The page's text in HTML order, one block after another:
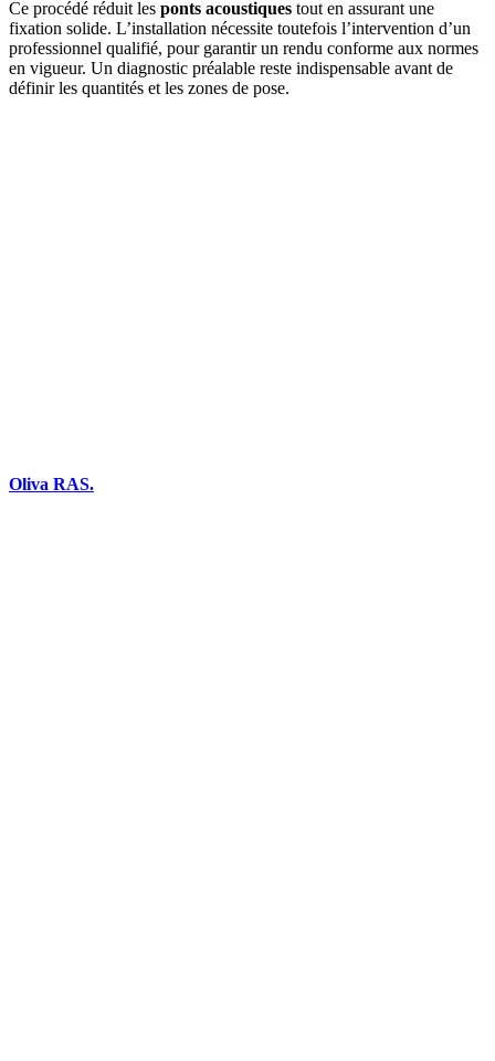
Ce procédé réduit les ponts acoustiques tout en assurant une
fixation solide. L’installation nécessite toutefois l’intervention d’un
professionnel qualifié, pour garantir un rendu conforme aux normes
en vigueur. Un diagnostic préalable reste indispensable avant de
définir les quantités et les zones de pose.
Oliva RAS.